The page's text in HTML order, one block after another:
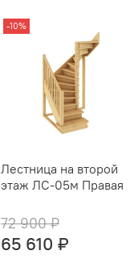
-10%
Лестница на второй
этаж ЛС-05м Правая
72 900 ₽
65 610 ₽